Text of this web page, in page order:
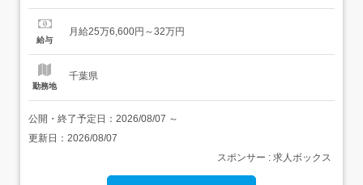
を見比べ、取り付け状態や動きを確かめ、結果を記録して
の扱いと安全確認から始め、構造への理解を深めます。<
給与
月給25万6,600円～32万円
勤務地
千葉県
公開・終了予定日： 2026/08/07 ～
更新日： 2026/08/07
スポンサー : 求人ボックス